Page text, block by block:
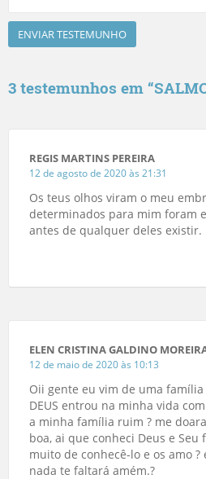
3 testemunhos em “
REGIS MARTINS PEREIRA
12 de agosto de 2020 às 21:31
Os teus olhos viram o meu
determinados para mim foram
antes de qualquer deles existir.
ELEN CRISTINA GALDINO
12 de maio de 2020 às 10:13
Oii gente eu vim de uma
DEUS entrou na minha vida
a minha família ruim ? me
boa, ai que conheci Deus e Seu
muito de conhecê-lo e os amo
nada te faltará amém.?